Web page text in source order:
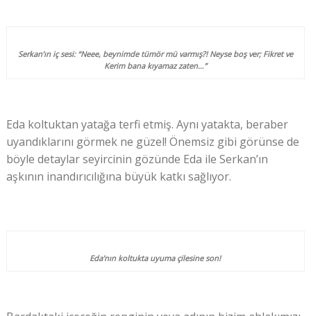
Serkan’ın iç sesi: “Neee, beynimde tümör mü varmış?! Neyse boş ver; Fikret ve
Kerim bana kıyamaz zaten…”
Eda koltuktan yatağa terfi etmiş. Aynı yatakta, beraber
uyandıklarını görmek ne güzel! Önemsiz gibi görünse de
böyle detaylar seyircinin gözünde Eda ile Serkan’ın
aşkının inandırıcılığına büyük katkı sağlıyor.
Eda’nın koltukta uyuma çilesine son!